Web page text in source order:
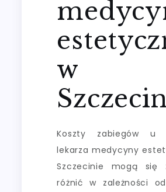
w
Koszty zabiegów u
lekarza medycyny
Szczecinie mogą się
różnić w zależności